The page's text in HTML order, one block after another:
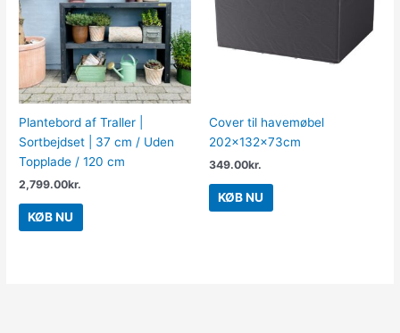
Plantebord af Traller |
Sortbejdset | 37 cm / Uden
Topplade / 120 cm
2,799.00kr.
KØB NU
Cover til havemøbel
202x132x73cm
349.00kr.
KØB NU